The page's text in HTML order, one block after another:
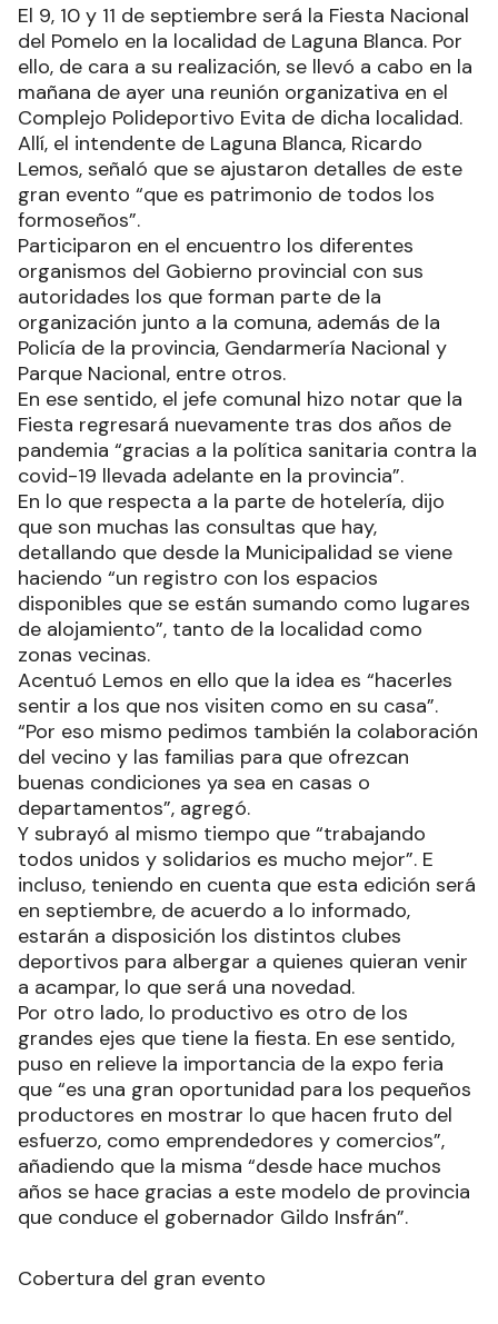
El 9, 10 y 11 de septiembre será la Fiesta Nacional
del Pomelo en la localidad de Laguna Blanca. Por
ello, de cara a su realización, se llevó a cabo en la
mañana de ayer una reunión organizativa en el
Complejo Polideportivo Evita de dicha localidad.
Allí, el intendente de Laguna Blanca, Ricardo
Lemos, señaló que se ajustaron detalles de este
gran evento “que es patrimonio de todos los
formoseños”.
Participaron en el encuentro los diferentes
organismos del Gobierno provincial con sus
autoridades los que forman parte de la
organización junto a la comuna, además de la
Policía de la provincia, Gendarmería Nacional y
Parque Nacional, entre otros.
En ese sentido, el jefe comunal hizo notar que la
Fiesta regresará nuevamente tras dos años de
pandemia “gracias a la política sanitaria contra la
covid-19 llevada adelante en la provincia”.
En lo que respecta a la parte de hotelería, dijo
que son muchas las consultas que hay,
detallando que desde la Municipalidad se viene
haciendo “un registro con los espacios
disponibles que se están sumando como lugares
de alojamiento”, tanto de la localidad como
zonas vecinas.
Acentuó Lemos en ello que la idea es “hacerles
sentir a los que nos visiten como en su casa”.
“Por eso mismo pedimos también la colaboración
del vecino y las familias para que ofrezcan
buenas condiciones ya sea en casas o
departamentos”, agregó.
Y subrayó al mismo tiempo que “trabajando
todos unidos y solidarios es mucho mejor”. E
incluso, teniendo en cuenta que esta edición será
en septiembre, de acuerdo a lo informado,
estarán a disposición los distintos clubes
deportivos para albergar a quienes quieran venir
a acampar, lo que será una novedad.
Por otro lado, lo productivo es otro de los
grandes ejes que tiene la fiesta. En ese sentido,
puso en relieve la importancia de la expo feria
que “es una gran oportunidad para los pequeños
productores en mostrar lo que hacen fruto del
esfuerzo, como emprendedores y comercios”,
añadiendo que la misma “desde hace muchos
años se hace gracias a este modelo de provincia
que conduce el gobernador Gildo Insfrán”.
Cobertura del gran evento